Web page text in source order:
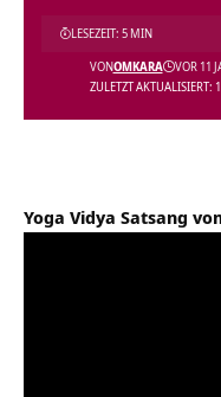
ZULETZT AKTUALISIERT:
VONOMKARA VOR 11
LESEZEIT: 5 MIN
Yoga Vidya Satsang